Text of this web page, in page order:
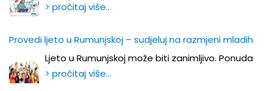
> pročitaj više…
Provedi ljeto u Rumunjskoj – sudjeluj na razmjeni mladih
Ljeto u Rumunjskoj može biti zanimljivo. Ponuda
> pročitaj više…